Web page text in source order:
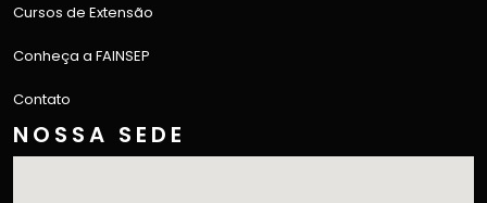
Cursos de Extensão
Conheça a FAINSEP
Contato
NOSSA SEDE